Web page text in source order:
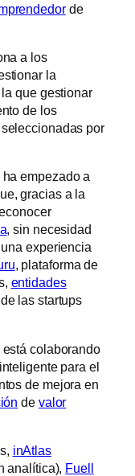
de
a los
la
que gestionar
de los
por
empezado a
gracias a la
, sin necesidad
experiencia
, plataforma de
entidades
las startups
colaborando
para el
de mejora en
de valor
inAtlas
analítica), Fuell